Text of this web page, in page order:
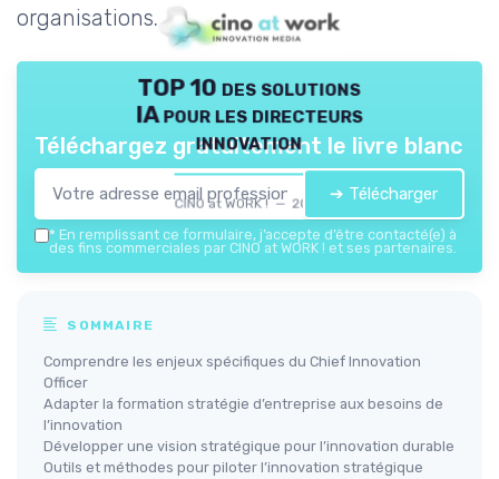
organisations.
TOP 10 des solutions
IA pour les directeurs
innovation
CINO at WORK ! — 2026
Téléchargez gratuitement le livre blanc
➔ Télécharger
* En remplissant ce formulaire, j’accepte d’être contacté(e) à
des fins commerciales par CINO at WORK ! et ses partenaires.
SOMMAIRE
Comprendre les enjeux spécifiques du Chief Innovation
Officer
Adapter la formation stratégie d’entreprise aux besoins de
l’innovation
Développer une vision stratégique pour l’innovation durable
Outils et méthodes pour piloter l’innovation stratégique